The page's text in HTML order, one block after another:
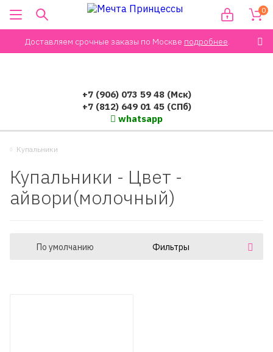
Доставляем срочные заказы по Москве подробнее.
0
+7 (906) 073 59 48 (Мск)
+7 (812) 649 01 45 (СПб)
whatsapp
Купальники
Купальники - Цвет -
айвори(молочный)
По умолчанию Фильтры